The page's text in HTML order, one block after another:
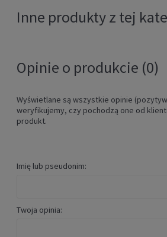
Inne produkty z tej
Opinie o produkcie (0)
Wyświetlane są wszystkie opinie
weryfikujemy, czy pochodzą one od
produkt.
Imię lub pseudonim:
Twoja opinia: